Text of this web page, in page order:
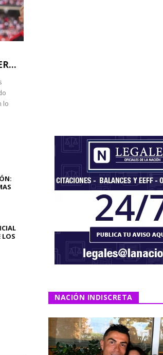
lo
LOS
NACIÓN INDISCRETA